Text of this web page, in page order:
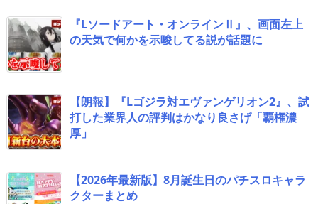
『Lソードアート・オンラインⅡ』、画面左上
の天気で何かを示唆してる説が話題に
【朗報】『Lゴジラ対エヴァンゲリオン2』、試
打した業界人の評判はかなり良さげ「覇権濃
厚」
【2026年最新版】8月誕生日のパチスロキャラ
クターまとめ